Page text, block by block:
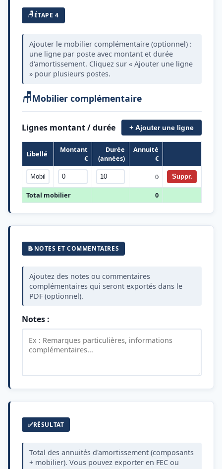
🪑ÉTAPE 4
Ajouter le mobilier complémentaire (optionnel) :
une ligne par poste avec montant et durée
d'amortissement. Cliquez sur « Ajouter une ligne
» pour plusieurs postes.
🪑Mobilier complémentaire
Lignes montant / durée + Ajouter une ligne
Libellé
Montant
€
Durée
(années)
Annuité
€
0 Suppr.
Total mobilier 0
📝NOTES ET COMMENTAIRES
Ajoutez des notes ou commentaires
complémentaires qui seront exportés dans le
PDF (optionnel).
Notes :
✅RÉSULTAT
Total des annuités d'amortissement (composants
+ mobilier). Vous pouvez exporter en FEC ou